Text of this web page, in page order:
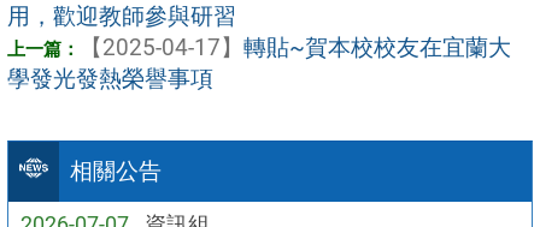
相關公告
用，歡迎教師參與研習
【2025-04-17】 轉貼~賀本校校友在宜蘭大
學發光發熱榮譽事項